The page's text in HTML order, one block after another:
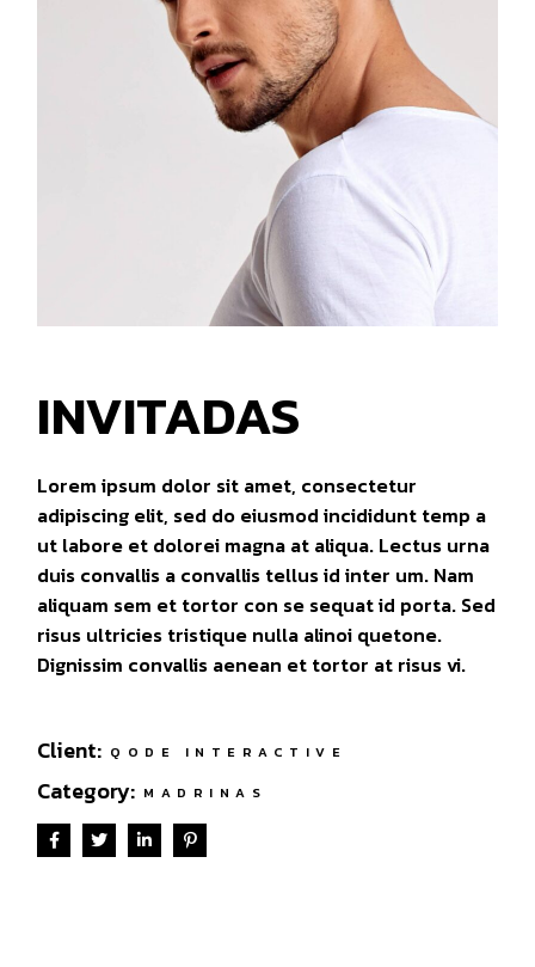
INVITADAS
Lorem ipsum dolor sit amet, consectetur
adipiscing elit, sed do eiusmod incididunt temp a
ut labore et dolorei magna at aliqua. Lectus urna
duis convallis a convallis tellus id inter um. Nam
aliquam sem et tortor con se sequat id porta. Sed
risus ultricies tristique nulla alinoi quetone.
Dignissim convallis aenean et tortor at risus vi.
Client: QODE INTERACTIVE
Category: MADRINAS